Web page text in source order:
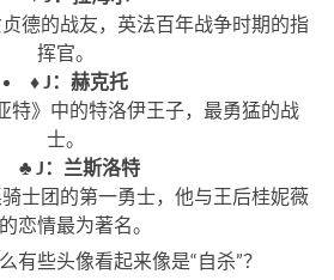
德的战友，英法百年战争时期的指
挥官。
♦️ J：赫克托
特》中的特洛伊王子，最勇猛的战
士。
♣️ J：兰斯洛特
士团的第一勇士，他与王后桂妮薇
恋情最为著名。
有些头像看起来像是“自杀”？